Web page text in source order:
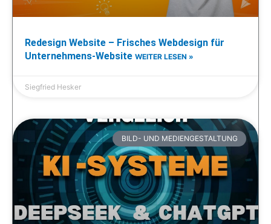
Redesign Website – Frisches Webdesign für
Unternehmens-Website WEITER LESEN »
Siegfried Hesker
BILD- UND MEDIENGESTALTUNG